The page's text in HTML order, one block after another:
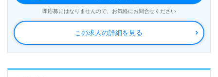
この求人の詳細を見る
即応募にはなりませんので、お気軽にお問合せください